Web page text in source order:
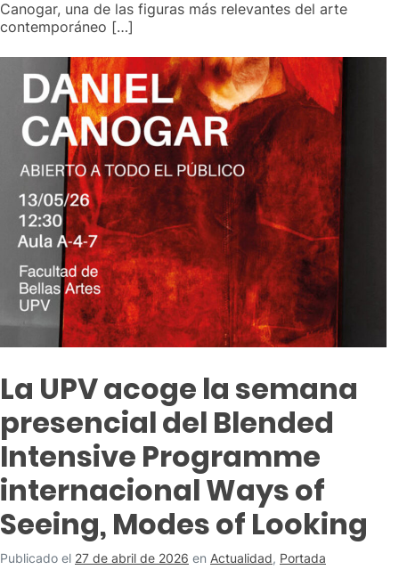
Canogar, una de las figuras más relevantes del arte
contemporáneo […]
La UPV acoge la semana
presencial del Blended
Intensive Programme
internacional Ways of
Seeing, Modes of Looking
Publicado el 27 de abril de 2026 en Actualidad, Portada